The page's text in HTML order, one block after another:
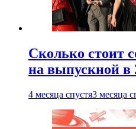
Сколько стоит
на выпускной в
4 месяца спустя3 месяца